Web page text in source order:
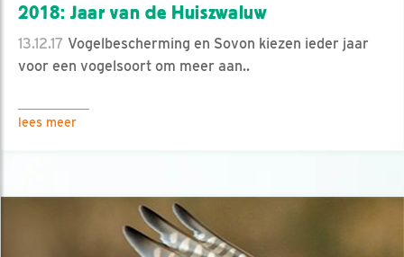
2018: Jaar van de Huiszwaluw
13.12.17 Vogelbescherming en Sovon kiezen ieder jaar
voor een vogelsoort om meer aan..
lees meer